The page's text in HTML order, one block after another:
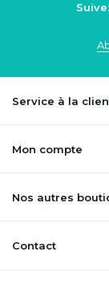
Service à la
Mon compte
Nos autres
Contact